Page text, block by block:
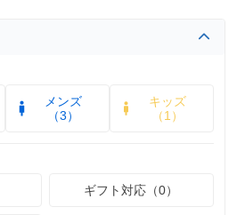
メンズ
（3）
キッズ
（1）
ギフト対応（0）